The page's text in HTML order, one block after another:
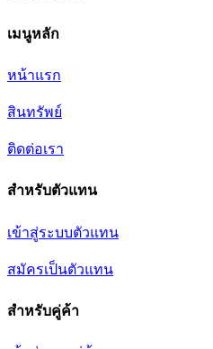
เมนูหลัก
หน้าแรก
สินทรัพย์
ติดต่อเรา
สำหรับตัวแทน
เข้าสู่ระบบตัวแทน
สมัครเป็นตัวแทน
สำหรับคู่ค้า